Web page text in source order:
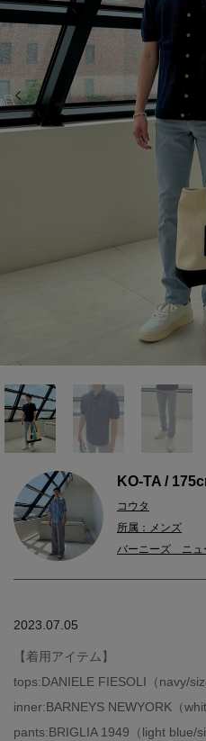
前の画像
KO-TA /
コウタ
所属：メンズ
バーニーズ ニュ
2023.07.05
【着用アイテム】
tops:DANIELE FIESOLI（navy/
inner:BARNEYS NEWYORK（
pants:BRIGLIA 1949（light blue/